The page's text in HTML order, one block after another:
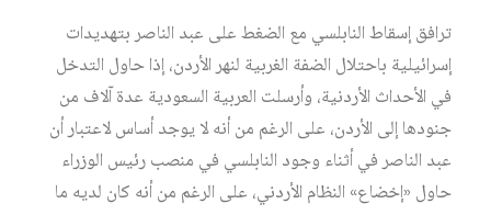
ترافق إسقاط النابلسي مع الضغط على عبد الناصر بتهديدات
إسرائيلية باحتلال الضفة الغربية لنهر الأردن، إذا حاول التدخل
في الأحداث الأردنية، وأرسلت العربية السعودية عدة آلاف من
جنودها إلى الأردن، على الرغم من أنه لا يوجد أساس لاعتبار أن
عبد الناصر في أثناء وجود النابلسي في منصب رئيس الوزراء
حاول «إخضاع» النظام الأردني، على الرغم من أنه كان لديه ما